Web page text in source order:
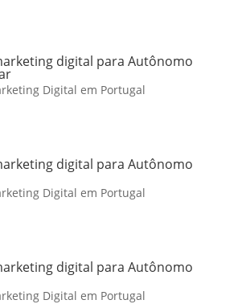
digital para Autônomo
Digital em Portugal
digital para Autônomo
Digital em Portugal
digital para Autônomo
Digital em Portugal